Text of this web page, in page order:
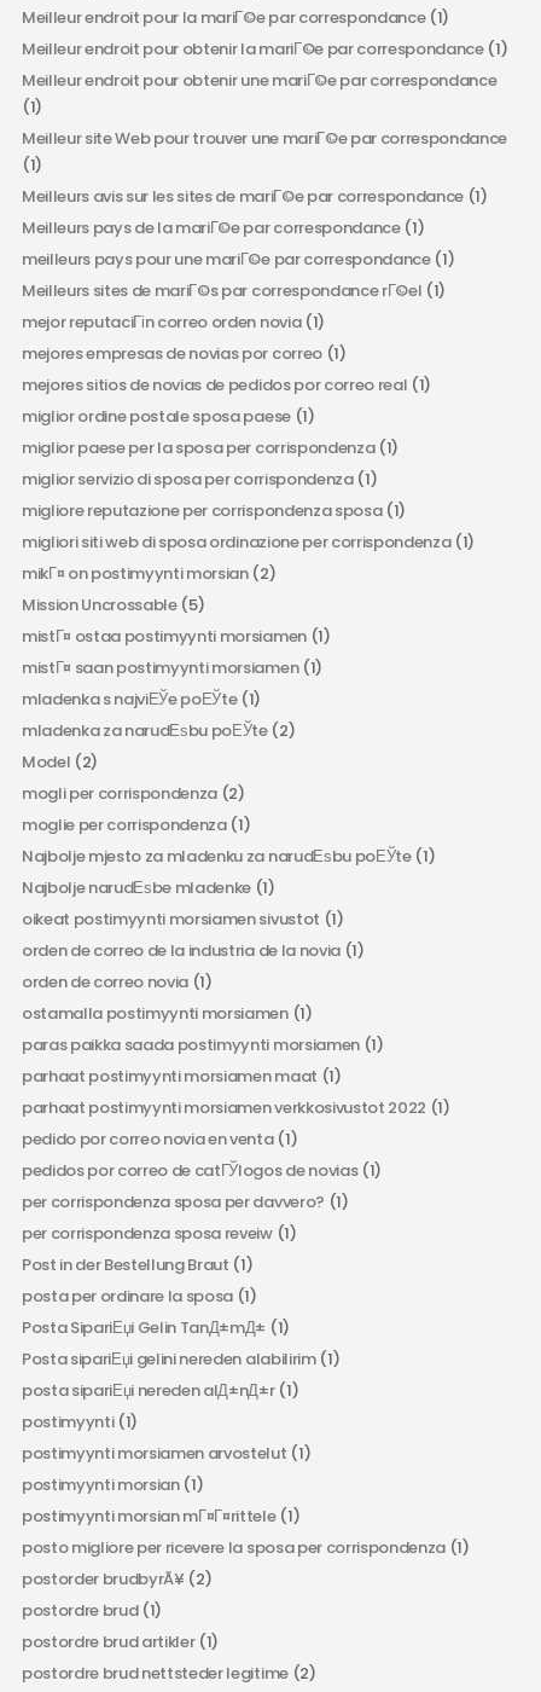
Meilleur endroit pour la mariГ©e par correspondance(1)
Meilleur endroit pour obtenir la mariГ©e par correspondance(1)
Meilleur endroit pour obtenir une mariГ©e par correspondance
(1)
Meilleur site Web pour trouver une mariГ©e par correspondance
(1)
Meilleurs avis sur les sites de mariГ©e par correspondance (1)
Meilleurs pays de la mariГ©e par correspondance(1)
meilleurs pays pour une mariГ©e par correspondance(1)
Meilleurs sites de mariГ©s par correspondance rГ©el (1)
mejor reputaciГіn correo orden novia(1)
mejores empresas de novias por correo(1)
mejores sitios de novias de pedidos por correo real (1)
miglior ordine postale sposa paese(1)
miglior paese per la sposa per corrispondenza(1)
miglior servizio di sposa per corrispondenza(1)
migliore reputazione per corrispondenza sposa(1)
migliori siti web di sposa ordinazione per corrispondenza(1)
mikГ¤ on postimyynti morsian(2)
Mission Uncrossable(5)
mistГ¤ ostaa postimyynti morsiamen(1)
mistГ¤ saan postimyynti morsiamen(1)
mladenka s najviЕЎe poЕЎte(1)
mladenka za narudЕѕbu poЕЎte(2)
Model (2)
mogli per corrispondenza (2)
moglie per corrispondenza(1)
Najbolje mjesto za mladenku za narudЕѕbu poЕЎte(1)
Najbolje narudЕѕbe mladenke (1)
oikeat postimyynti morsiamen sivustot (1)
orden de correo de la industria de la novia(1)
orden de correo novia (1)
ostamalla postimyynti morsiamen(1)
paras paikka saada postimyynti morsiamen(1)
parhaat postimyynti morsiamen maat (1)
parhaat postimyynti morsiamen verkkosivustot 2022 (1)
pedido por correo novia en venta(1)
pedidos por correo de catГЎlogos de novias(1)
per corrispondenza sposa per davvero? (1)
per corrispondenza sposa reveiw(1)
Post in der Bestellung Braut (1)
posta per ordinare la sposa (1)
Posta SipariЕџi Gelin TanД±mД± (1)
Posta sipariЕџi gelini nereden alabilirim(1)
posta sipariЕџi nereden alД±nД±r(1)
postimyynti(1)
postimyynti morsiamen arvostelut (1)
postimyynti morsian(1)
postimyynti morsian mГ¤Г¤rittele(1)
posto migliore per ricevere la sposa per corrispondenza (1)
postorder brudbyrÃ¥ (2)
postordre brud(1)
postordre brud artikler(1)
postordre brud nettsteder legitime(2)